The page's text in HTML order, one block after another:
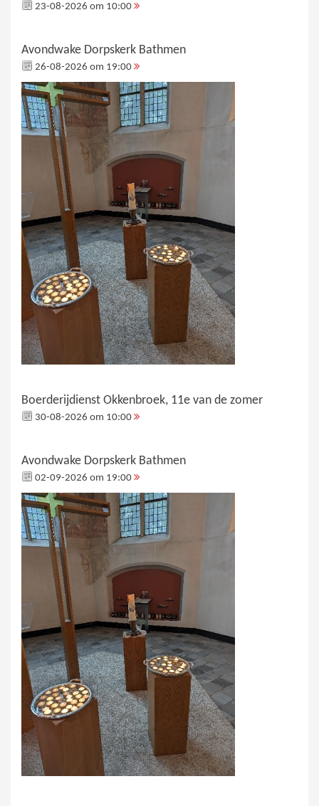
23-08-2026 om 10:00
Avondwake Dorpskerk Bathmen
26-08-2026 om 19:00
Boerderijdienst Okkenbroek, 11e van de zomer
30-08-2026 om 10:00
Avondwake Dorpskerk Bathmen
02-09-2026 om 19:00